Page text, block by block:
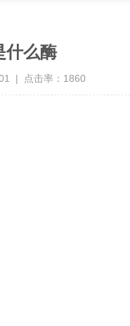
什么酶
| 点击率：1860